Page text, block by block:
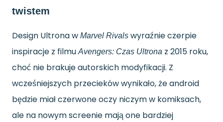
twistem
Design Ultrona w Marvel Rivals wyraźnie czerpie
inspiracje z filmuAvengers: Czas Ultrona z 2015 roku,
choć nie brakuje autorskich modyfikacji. Z
wcześniejszych przecieków wynikało, że android
będzie miał czerwone oczy niczym w komiksach,
ale na nowym screenie mają one bardziej